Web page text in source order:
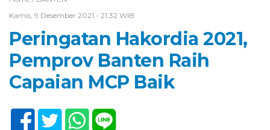
Kamis, 9 Desember 2021 - 21:32 WIB
Peringatan Hakordia 2021,
Pemprov Banten Raih
Capaian MCP Baik